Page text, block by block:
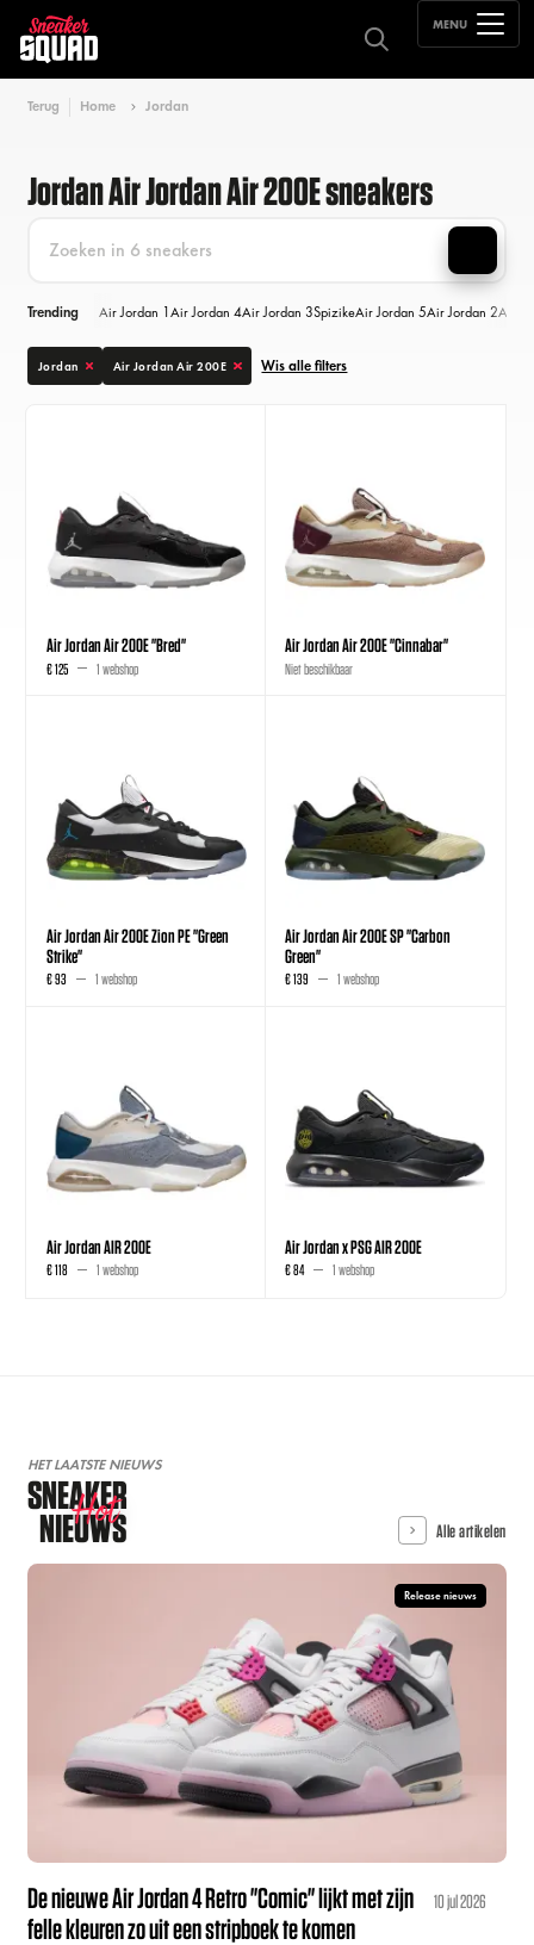
MENU
Terug Home Jordan
Jordan Air Jordan Air 200E sneakers
Trending Air Jordan 1Air Jordan 4Air Jordan 3SpizikeAir Jordan 5Air Jordan 2Air
Jordan Air Jordan Air 200E Wis alle filters
Air Jordan Air 200E "Bred"
€ 125 1 webshop
Air Jordan Air 200E "Cinnabar"
Niet beschikbaar
Air Jordan Air 200E Zion PE "Green
Strike"
€ 93 1 webshop
Air Jordan Air 200E SP "Carbon
Green"
€ 139 1 webshop
Air Jordan AIR 200E
€ 118 1 webshop
Air Jordan x PSG AIR 200E
€ 84 1 webshop
HET LAATSTE NIEUWS
SNEAKER
NIEUWS
Hot Alle artikelen
Release nieuws
De nieuwe Air Jordan 4 Retro "Comic" lijkt met zijn
felle kleuren zo uit een stripboek te komen
10 jul 2026